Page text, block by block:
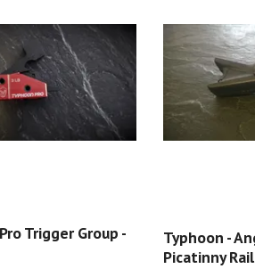
Trigger Group -
Typhoon -
Picatinny Rail